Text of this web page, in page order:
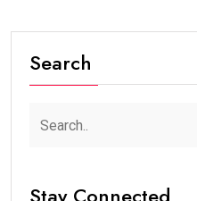
Search